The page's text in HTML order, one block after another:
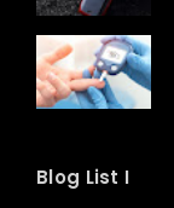
Blog List I